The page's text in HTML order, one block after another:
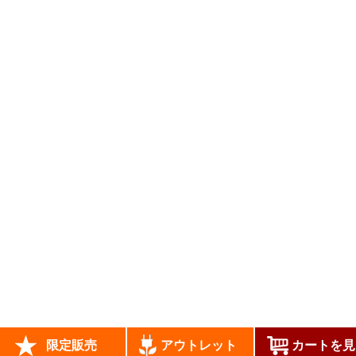
copyrights (c) JADE All Rights Reserved.
限定販売 アウトレット カートを